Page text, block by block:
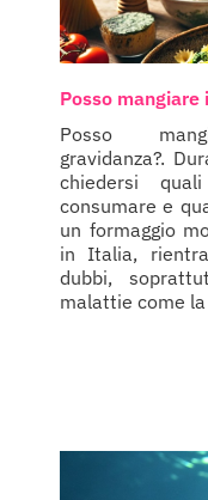
Posso mangiare
Posso
gravidanza?.
chiedersi
consumare e
un formaggio
in Italia,
dubbi,
malattie come la